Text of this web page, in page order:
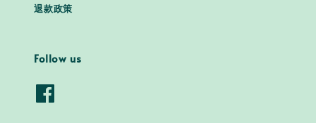
退款政策
Follow us